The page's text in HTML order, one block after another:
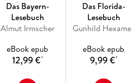
Das Bayern-
Lesebuch
Almut Irmscher
eBook epub
12,99 €*
Das Florida-
Lesebuch
Gunhild Hexamer
eBook epub
9,99 €*